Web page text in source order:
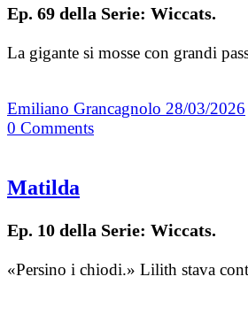
Ep. 69 della Serie: Wiccats.
La gigante si mosse con grandi
Emiliano Grancagnolo 28/03/2026
0 Comments
Matilda
Ep. 10 della Serie: Wiccats.
«Persino i chiodi.» Lilith stava